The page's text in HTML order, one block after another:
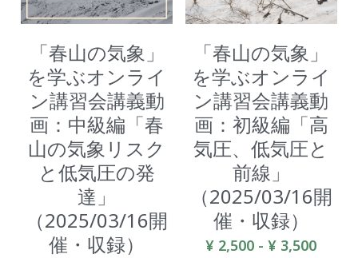
「春山の気象」
を学ぶオンライ
ン講習会講義動
画：中級編「春
山の気象リスク
と低気圧の発
達」
（2025/03/16開
催・収録）
「春山の気象」
を学ぶオンライ
ン講習会講義動
画：初級編「高
気圧、低気圧と
前線」
（2025/03/16開
催・収録）
¥ 2,500 - ¥ 3,500